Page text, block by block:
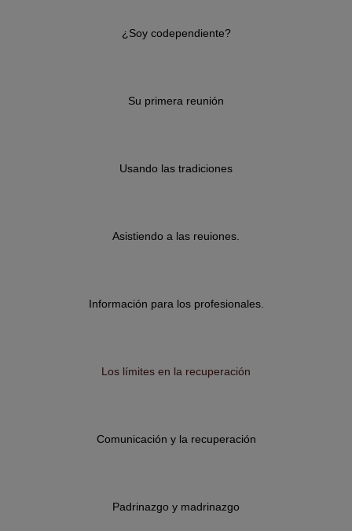
¿Soy codependiente?
Su primera reunión
Usando las tradiciones
Asistiendo a las reuiones.
Información para los profesionales.
Los límites en la recuperación
Comunicación y la recuperación
Padrinazgo y madrinazgo